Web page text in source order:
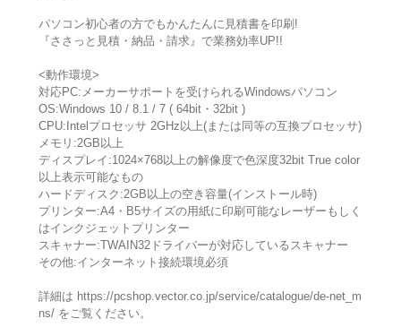
パソコン初心者の方でもかんたんに見積書を印刷!
『ささっと見積・納品・請求』で業務効率UP!!
<動作環境>
対応PC:メーカーサポートを受けられるWindowsパソコン
OS:Windows 10 / 8.1 / 7 ( 64bit・32bit )
CPU:Intelプロセッサ 2GHz以上(または同等の互換プロセッサ)
メモリ:2GB以上
ディスプレイ:1024×768以上の解像度で色深度32bit True color
以上表示可能なもの
ハードディスク:2GB以上の空き容量(インストール時)
プリンター:A4・B5サイズの用紙に印刷可能なレーザーもしく
はインクジェットプリンター
スキャナー:TWAIN32ドライバーが対応しているスキャナー
その他:インターネット接続環境必須
詳細は https://pcshop.vector.co.jp/service/catalogue/de-net_m
ns/ をご覧ください。